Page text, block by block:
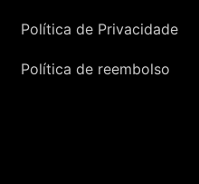
Política de Privacidade
Política de reembolso